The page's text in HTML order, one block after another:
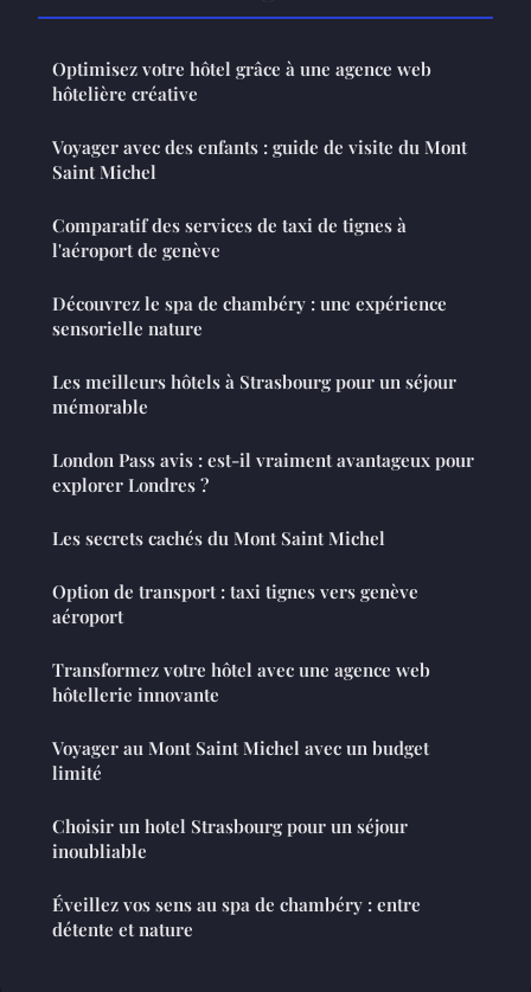
Optimisez votre hôtel grâce à une agence web
hôtelière créative
Voyager avec des enfants : guide de visite du Mont
Saint Michel
Comparatif des services de taxi de tignes à
l'aéroport de genève
Découvrez le spa de chambéry : une expérience
sensorielle nature
Les meilleurs hôtels à Strasbourg pour un séjour
mémorable
London Pass avis : est-il vraiment avantageux pour
explorer Londres ?
Les secrets cachés du Mont Saint Michel
Option de transport : taxi tignes vers genève
aéroport
Transformez votre hôtel avec une agence web
hôtellerie innovante
Voyager au Mont Saint Michel avec un budget
limité
Choisir un hotel Strasbourg pour un séjour
inoubliable
Éveillez vos sens au spa de chambéry : entre
détente et nature